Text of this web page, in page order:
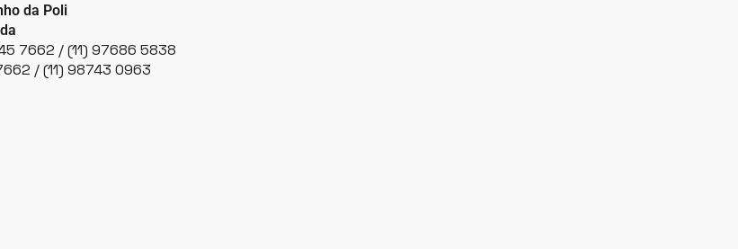
da Poli
7662 / (11) 97686 5838
/ (11) 98743 0963